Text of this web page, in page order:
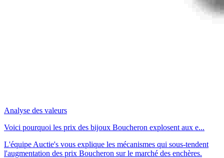
Analyse des valeurs
Voici pourquoi les prix des bijoux Boucheron explosent aux e...
L'équipe Auctie's vous explique les mécanismes qui sous-tendent
l'augmentation des prix Boucheron sur le marché des enchères.